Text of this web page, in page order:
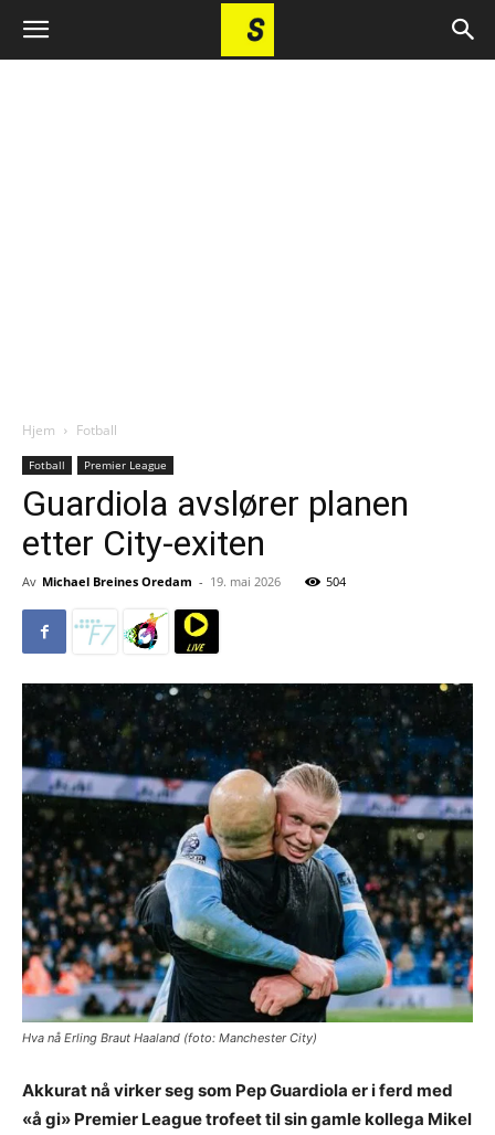
Hjem Fotball
Fotball Premier League
Guardiola avslører planen
etter City-exiten
Av Michael Breines Oredam - 19. mai 2026 504
Hva nå Erling Braut Haaland (foto: Manchester City)
Akkurat nå virker seg som Pep Guardiola er i ferd med
«å gi» Premier League trofeet til sin gamle kollega Mikel